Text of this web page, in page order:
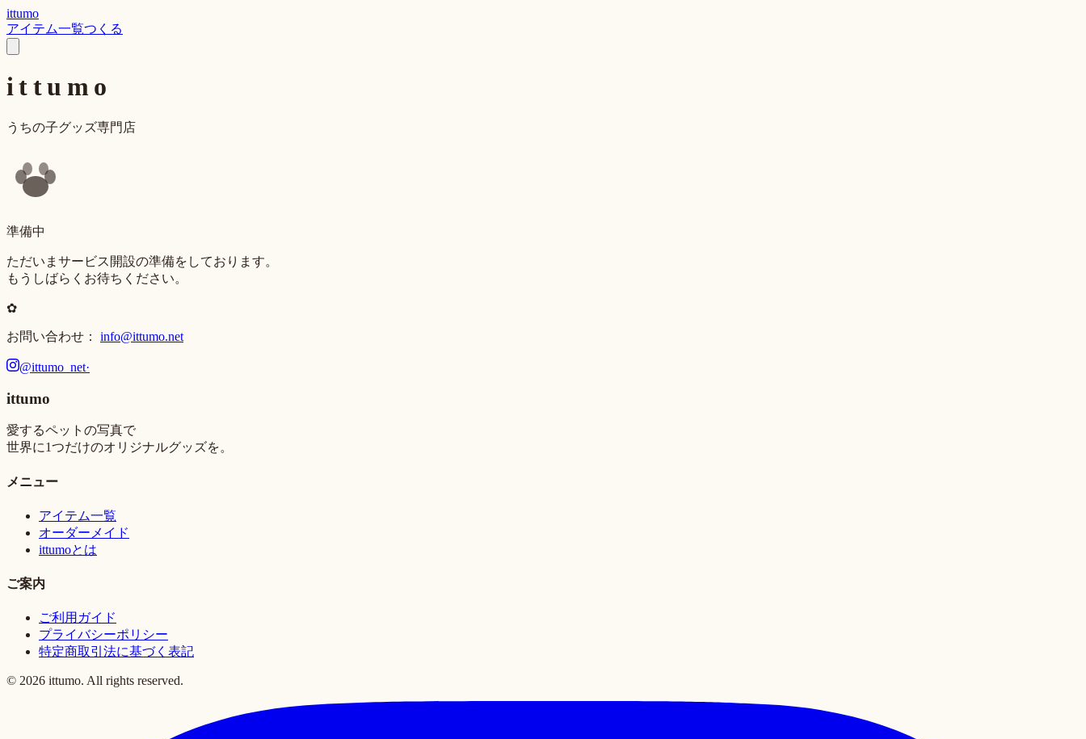
ittumo
アイテム一覧つくる
ittumo
うちの子グッズ専門店
準備中
ただいまサービス開設の準備をしております。
もうしばらくお待ちください。
✿
お問い合わせ： info@ittumo.net
@ittumo_net·
ittumo
愛するペットの写真で
世界に1つだけのオリジナルグッズを。
メニュー
アイテム一覧
オーダーメイド
ittumoとは
ご案内
ご利用ガイド
プライバシーポリシー
特定商取引法に基づく表記
© 2026 ittumo. All rights reserved.